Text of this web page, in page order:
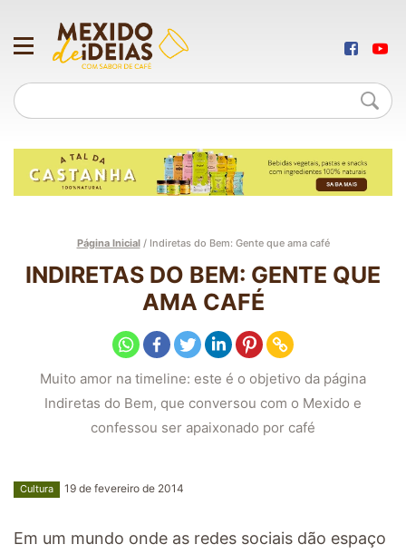
Página Inicial/ Indiretas do Bem: Gente que ama café
INDIRETAS DO BEM: GENTE QUE
AMA CAFÉ
Muito amor na timeline: este é o objetivo da página
Indiretas do Bem, que conversou com o Mexido e
confessou ser apaixonado por café
Cultura 19 de fevereiro de 2014
Em um mundo onde as redes sociais dão espaço